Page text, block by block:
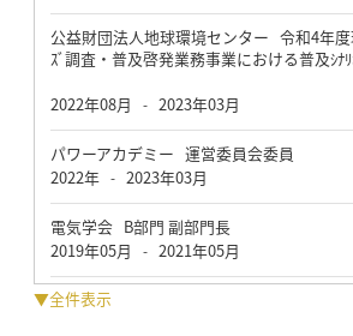
公益財団法人地球環境センター 令和4年度
ｽﾞ調査・普及啓発業務事業における普及ｼﾅ
2022年08月
- 2023年03月
パワーアカデミー 運営委員会委員
2022年 - 2023年03月
電気学会 B部門 副部門長
2019年05月
- 2021年05月
▼全件表示